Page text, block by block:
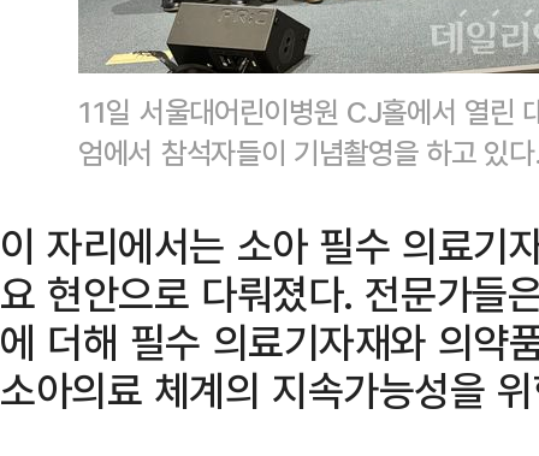
11일 서울대어린이병원 CJ홀에서 열린
엄에서 참석자들이 기념촬영을 하고 있
이 자리에서는 소아 필수 의료기
요 현안으로 다뤄졌다. 전문가들
에 더해 필수 의료기자재와 의약
소아의료 체계의 지속가능성을